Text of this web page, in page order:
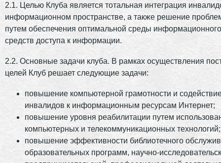
2.1. Целью Клуба является тотальная интеграция
информационном пространстве, а также решение
путем обеспечения оптимальной среды
средств доступа к информации.
2.2. Основные задачи клуба. В рамках осуществления
целей Клуб решает следующие задачи:
повышение компьютерной грамотности и
инвалидов к информационным ресурсам Интернет;
повышение уровня реабилитации путем
компьютерных и телекоммуникационных технологий;
повышение эффективности библиотечного
образовательных программ, научно-